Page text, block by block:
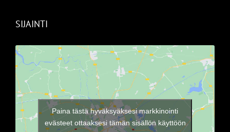
SIJAINTI
Paina tästä hyväksyäksesi markkinointi
evästeet ottaaksesi tämän sisällön käyttöön